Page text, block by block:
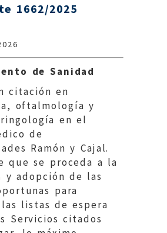
1662/2025
de Sanidad
citación en
oftalmología y
en el
de
Ramón y Cajal.
que se proceda a la
y adopción de las
para
listas de espera
Servicios citados